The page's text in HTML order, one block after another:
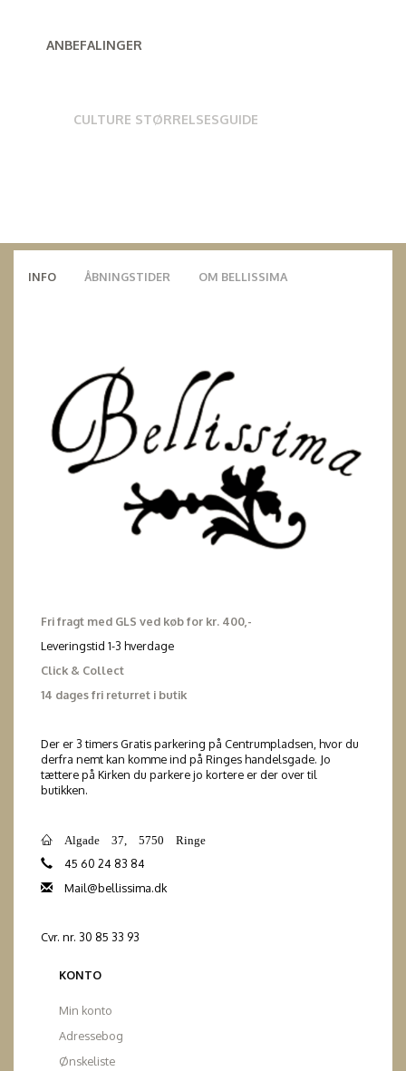
ANBEFALINGER
CULTURE STØRRELSESGUIDE
INFO ÅBNINGSTIDER OM BELLISSIMA
Fri fragt med GLS ved køb for kr. 400,-
Leveringstid 1-3 hverdage
Click & Collect
14 dages fri returret i butik
Der er 3 timers Gratis parkering på Centrumpladsen, hvor du
derfra nemt kan komme ind på Ringes handelsgade. Jo
tættere på Kirken du parkere jo kortere er der over til
butikken.
Algade 37, 5750 Ringe
45 60 24 83 84
Mail@bellissima.dk
Cvr. nr. 30 85 33 93
KONTO
Min konto
Adressebog
Ønskeliste